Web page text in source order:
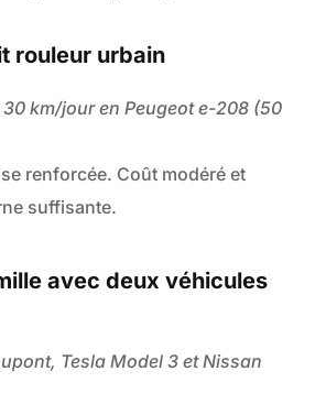
rouleur urbain
km/jour en Peugeot e-208 (50
renforcée. Coût modéré et
suffisante.
avec deux véhicules
Tesla Model 3 et Nissan